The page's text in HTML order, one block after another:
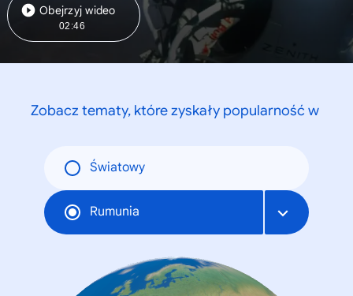
Obejrzyj wideo
02:46
Zobacz tematy, które zyskały popularność w
Światowy
Rumunia